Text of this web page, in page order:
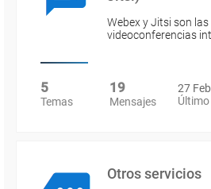
Webex y Jitsi son
videoconferencias
5
Temas
19
Mensajes
27
Otros servicios